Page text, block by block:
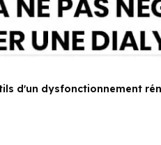
d'un dysfonctionnement